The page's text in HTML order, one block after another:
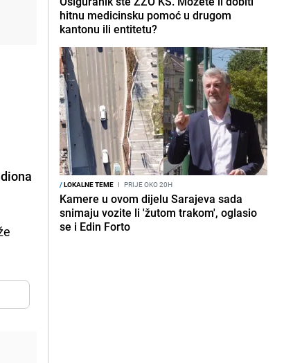
hitnu medicinsku pomoć u drugom
kantonu ili entitetu?
/LOKALNE TEME I PRIJE OKO 20H
Kamere u ovom dijelu Sarajeva sada
snimaju vozite li 'žutom trakom', oglasio
se i Edin Forto